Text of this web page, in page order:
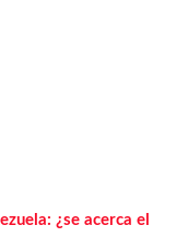
¿se acerca el